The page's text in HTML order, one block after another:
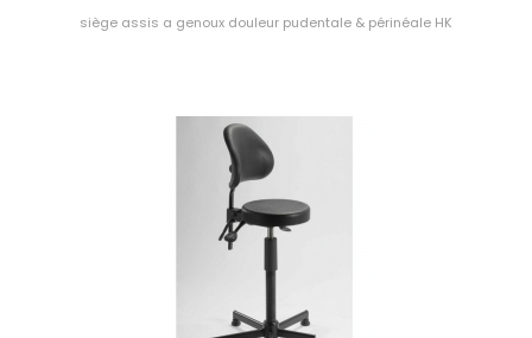
siège assis a genoux douleur pudentale & périnéale HK